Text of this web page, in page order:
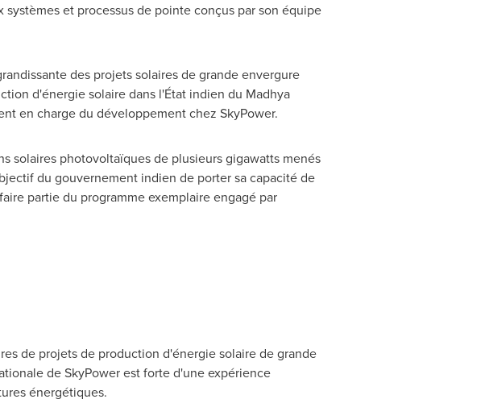
et processus de pointe conçus par son équipe
des projets solaires de grande envergure
d'énergie solaire dans l'État indien du Madhya
en charge du développement chez SkyPower.
solaires photovoltaïques de plusieurs gigawatts menés
du gouvernement indien de porter sa capacité de
partie du programme exemplaire engagé par
de projets de production d'énergie solaire de grande
de SkyPower est forte d'une expérience
énergétiques.